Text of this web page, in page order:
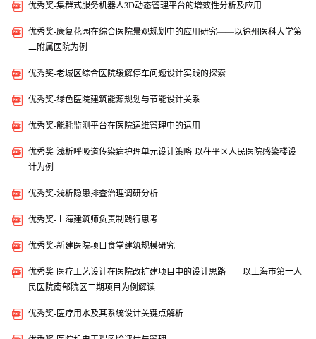
优秀奖-集群式服务机器人3D动态管理平台的增效性分析及应用
优秀奖-康复花园在综合医院景观规划中的应用研究——以徐州医科大学第
二附属医院为例
优秀奖-老城区综合医院缓解停车问题设计实践的探索
优秀奖-绿色医院建筑能源规划与节能设计关系
优秀奖-能耗监测平台在医院运维管理中的运用
优秀奖-浅析呼吸道传染病护理单元设计策略-以茌平区人民医院感染楼设
计为例
优秀奖-浅析隐患排查治理调研分析
优秀奖-上海建筑师负责制践行思考
优秀奖-新建医院项目食堂建筑规模研究
优秀奖-医疗工艺设计在医院改扩建项目中的设计思路——以上海市第一人
民医院南部院区二期项目为例解读
优秀奖-医疗用水及其系统设计关键点解析